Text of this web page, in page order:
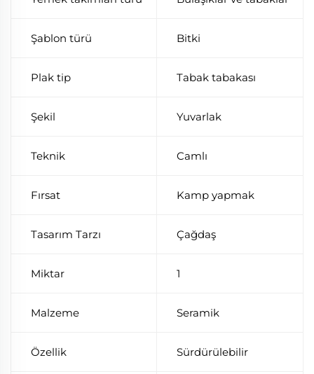
Şablon türü Bitki
Plak tip Tabak tabakası
Şekil Yuvarlak
Teknik Camlı
Fırsat Kamp yapmak
Tasarım Tarzı Çağdaş
Miktar 1
Malzeme Seramik
Özellik Sürdürülebilir